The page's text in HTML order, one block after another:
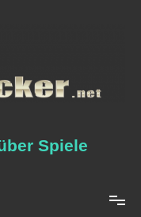
Spiele